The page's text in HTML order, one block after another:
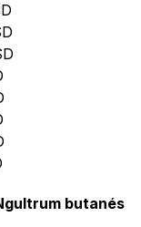
butanés